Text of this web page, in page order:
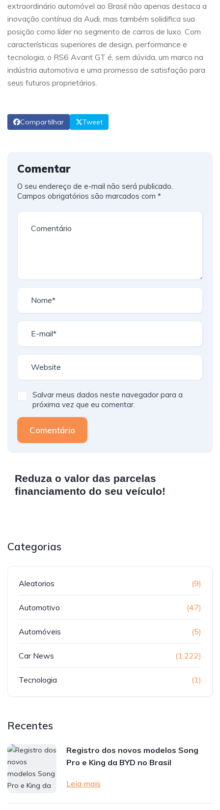
extraordinário automóvel ao Brasil não apenas destaca a
inovação contínua da Audi, mas também solidifica sua
posição como líder no segmento de carros de luxo. Com
características superiores de design, performance e
tecnologia, o RS6 Avant GT é, sem dúvida, um marco na
indústria automotiva e uma promessa de satisfação para
seus futuros proprietários.
Compartilhar Tweet
Comentar
O seu endereço de e-mail não será publicado.
Campos obrigatórios são marcados com *
Salvar meus dados neste navegador para a
próxima vez que eu comentar.
Comentário
Reduza o valor das parcelas
financiamento do seu veículo!
Categorias
Aleatorios (9)
Automotivo (47)
Automóveis (5)
Car News (1.222)
Tecnologia (1)
Recentes
Registro dos novos modelos Song
Pro e King da BYD no Brasil
Leia mais